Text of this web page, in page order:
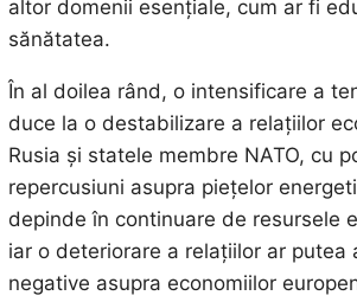
altor domenii esențiale, cum ar fi
sănătatea.
În al doilea rând, o intensificare a
duce la o destabilizare a relațiilor
Rusia și statele membre NATO, cu
repercusiuni asupra piețelor
depinde în continuare de resursele
iar o deteriorare a relațiilor ar putea
negative asupra economiilor